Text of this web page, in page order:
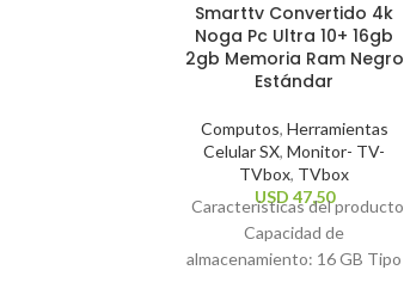
Smarttv Convertido 4k
Noga Pc Ultra 10+ 16gb
2gb Memoria Ram Negro
Estándar
Computos, Herramientas
Celular SX, Monitor- TV-
TVbox, TVbox
USD 47,50
Características del producto
Capacidad de
almacenamiento: 16 GB Tipo